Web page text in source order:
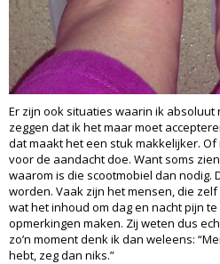
Er zijn ook situaties waarin ik absoluut
zeggen dat ik het maar moet
dat maakt het een stuk makkelijker.
voor de aandacht doe. Want soms
waarom is die scootmobiel dan nodig.
worden. Vaak zijn het mensen, die
wat het inhoud om dag en nacht pijn
opmerkingen maken. Zij weten dus
zo’n moment denk ik dan weleens:
hebt, zeg dan niks.”